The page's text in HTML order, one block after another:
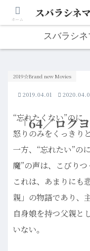
人生は“ひとりごと”
スバラシネ
「64／ロク
2019☆Brand new Movies
2019.04.01
“忘れたくない”のに
怒りのみをくっきり
一方、“忘れたい”の
魔”の声は、こびりつ
これは、あまりにも
親」の物語であり、
自身娘を持つ父親と
いない。
ホーム スバラシネ